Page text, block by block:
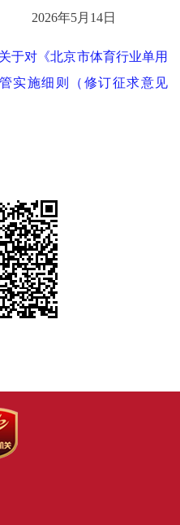
2026年5月14日
于对《北京市体育行业单用
实施细则（修订征求意见